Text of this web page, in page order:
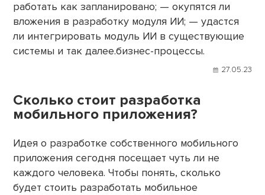
работать как запланировано; — окупятся ли
вложения в разработку модуля ИИ; — удастся
ли интегрировать модуль ИИ в существующие
системы и так далее.бизнес-процессы.
27.05.23
Сколько стоит разработка
мобильного приложения?
Идея о разработке собственного мобильного
приложения сегодня посещает чуть ли не
каждого человека. Чтобы понять, сколько
будет стоить разработать мобильное